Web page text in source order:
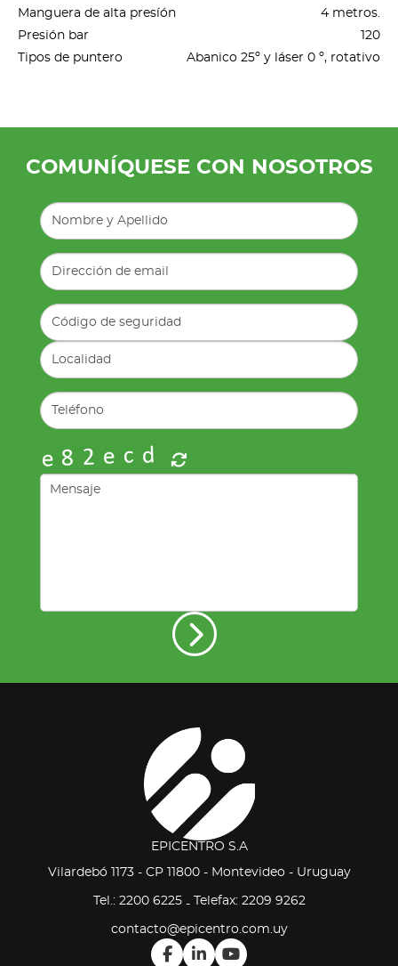
Manguera de alta presíón
4 metros.
Presión bar
120
Tipos de puntero
Abanico 25º y láser 0 º, rotativo
COMUNÍQUESE CON NOSOTROS
EPICENTRO S.A
Vilardebó 1173 - CP 11800 - Montevideo - Uruguay
Tel.: 2200 6225- Telefax: 2209 9262
contacto@epicentro.com.uy